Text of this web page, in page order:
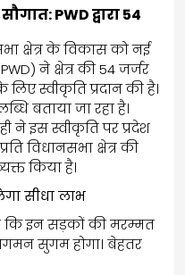
PWD द्वारा 54
क्षेत्र के विकास को नई
ने क्षेत्र की 54 जर्जर
स्वीकृति प्रदान की है।
बताया जा रहा है।
ने इस स्वीकृति पर प्रदेश
विधानसभा क्षेत्र की
किया है।
सीधा लाभ
कि इन सड़कों की मरम्मत
सुगम होगा। बेहतर